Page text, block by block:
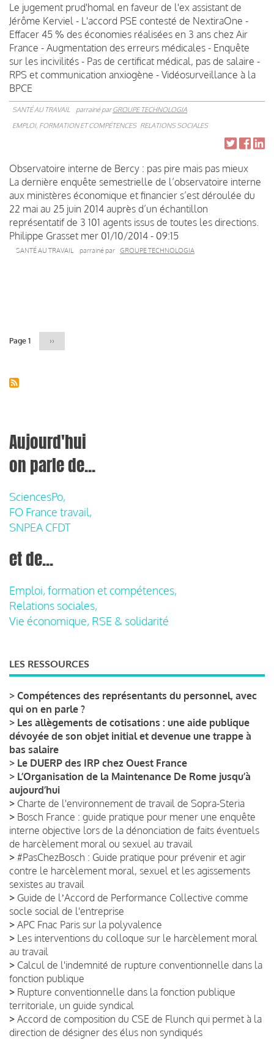
Le jugement prud'homal en faveur de l'ex assistant de
Jérôme Kerviel - L'accord PSE contesté de NextiraOne -
Effacer 45 % des économies réalisées en 3 ans chez Air
France - Augmentation des erreurs médicales - Enquête
sur les incivilités - Pas de certificat médical, pas de salaire -
RPS et communication anxiogène - Vidéosurveillance à la
BPCE
SANTÉ AU TRAVAIL parrainé parGROUPE TECHNOLOGIA
EMPLOI, FORMATION ET COMPÉTENCES RELATIONS SOCIALES
Observatoire interne de Bercy : pas pire mais pas mieux
La dernière enquête semestrielle de l’observatoire interne
aux ministères économique et financier s’est déroulée du
22 mai au 25 juin 2014 auprès d’un échantillon
représentatif de 3 101 agents issus de toutes les directions.
Philippe Grasset mer 01/10/2014 - 09:15
SANTÉ AU TRAVAIL parrainé par GROUPE TECHNOLOGIA
Page 1
Page
››
Aujourd'hui
on parle de...
SciencesPo,
FO France travail,
SNPEA CFDT
et de...
Emploi, formation et compétences,
Relations sociales,
Vie économique, RSE & solidarité
LES RESSOURCES
> Compétences des représentants du personnel, avec
qui on en parle ?
> Les allègements de cotisations : une aide publique
dévoyée de son objet initial et devenue une trappe à
bas salaire
> Le DUERP des IRP chez Ouest France
> L’Organisation de la Maintenance De Rome jusqu’à
aujourd’hui
> Charte de l'environnement de travail de Sopra-Steria
> Bosch France : guide pratique pour mener une enquête
interne objective lors de la dénonciation de faits éventuels
de harcèlement moral ou sexuel au travail
> #PasChezBosch : Guide pratique pour prévenir et agir
contre le harcèlement moral, sexuel et les agissements
sexistes au travail
> Guide de lʼAccord de Performance Collective comme
socle social de l'entreprise
> APC Fnac Paris sur la polyvalence
> Les interventions du colloque sur le harcèlement moral
au travail
> Calcul de l'indemnité de rupture conventionnelle dans la
fonction publique
> Rupture conventionnelle dans la fonction publique
territoriale, un guide syndical
> Accord de composition du CSE de Flunch qui permet à la
direction de désigner des élus non syndiqués